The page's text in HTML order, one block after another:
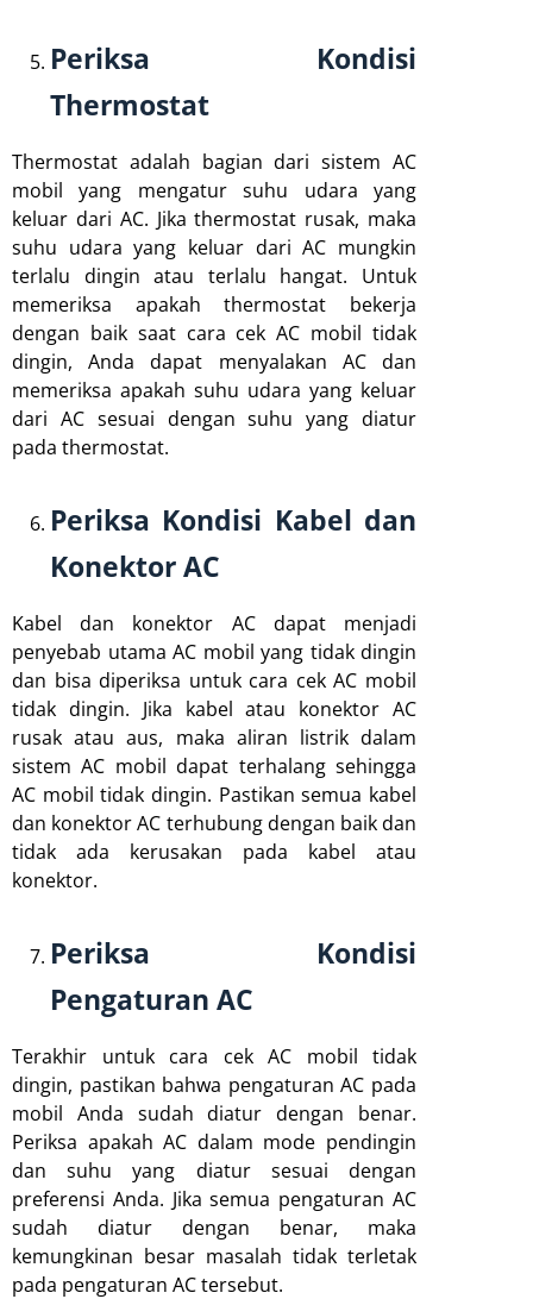
Periksa Kondisi
Thermostat
Thermostat adalah bagian dari sistem AC
mobil yang mengatur suhu udara yang
keluar dari AC. Jika thermostat rusak, maka
suhu udara yang keluar dari AC mungkin
terlalu dingin atau terlalu hangat. Untuk
memeriksa apakah thermostat bekerja
dengan baik saat cara cek AC mobil tidak
dingin, Anda dapat menyalakan AC dan
memeriksa apakah suhu udara yang keluar
dari AC sesuai dengan suhu yang diatur
pada thermostat.
Periksa Kondisi Kabel dan
Konektor AC
Kabel dan konektor AC dapat menjadi
penyebab utama AC mobil yang tidak dingin
dan bisa diperiksa untuk cara cek AC mobil
tidak dingin. Jika kabel atau konektor AC
rusak atau aus, maka aliran listrik dalam
sistem AC mobil dapat terhalang sehingga
AC mobil tidak dingin. Pastikan semua kabel
dan konektor AC terhubung dengan baik dan
tidak ada kerusakan pada kabel atau
konektor.
Periksa Kondisi
Pengaturan AC
Terakhir untuk cara cek AC mobil tidak
dingin, pastikan bahwa pengaturan AC pada
mobil Anda sudah diatur dengan benar.
Periksa apakah AC dalam mode pendingin
dan suhu yang diatur sesuai dengan
preferensi Anda. Jika semua pengaturan AC
sudah diatur dengan benar, maka
kemungkinan besar masalah tidak terletak
pada pengaturan AC tersebut.